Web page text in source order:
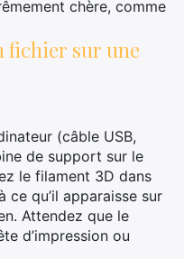
chère, comme
fichier sur une
(câble USB,
de support sur le
le filament 3D dans
ce qu’il apparaisse sur
Attendez que le
d’impression ou